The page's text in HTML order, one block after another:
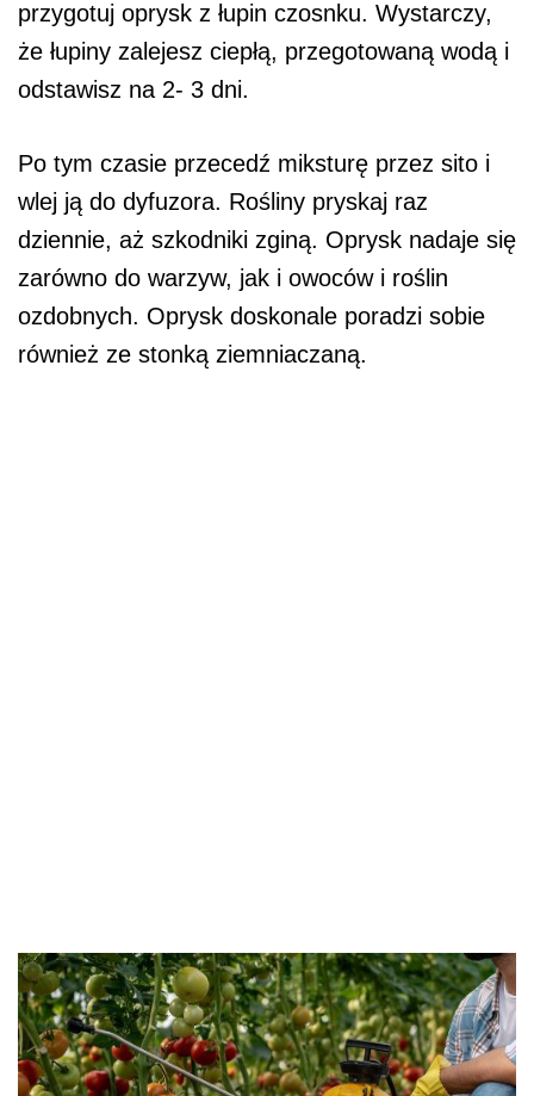
przygotuj oprysk z łupin czosnku. Wystarczy,
że łupiny zalejesz ciepłą, przegotowaną wodą i
odstawisz na 2- 3 dni.
Po tym czasie przecedź miksturę przez sito i
wlej ją do dyfuzora. Rośliny pryskaj raz
dziennie, aż szkodniki zginą. Oprysk nadaje się
zarówno do warzyw, jak i owoców i roślin
ozdobnych. Oprysk doskonale poradzi sobie
również ze stonką ziemniaczaną.